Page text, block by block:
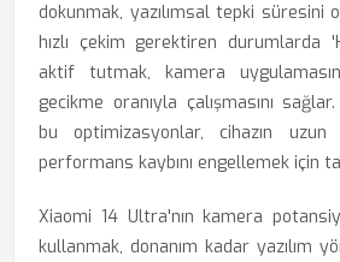
dokunmak, yazılımsal tepki süresini
hızlı çekim gerektiren durumlarda
aktif tutmak, kamera
gecikme oranıyla çalışmasını
bu optimizasyonlar, cihazın uzun
performans kaybını engellemek için
Xiaomi 14 Ultra'nın kamera
kullanmak, donanım kadar yazılım